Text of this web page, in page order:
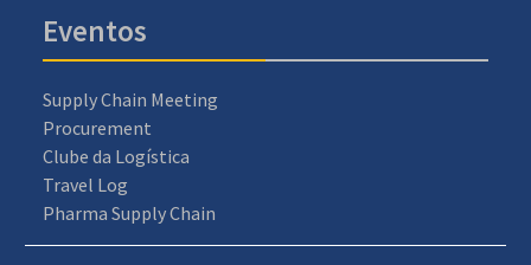
Eventos
Supply Chain Meeting
Procurement
Clube da Logística
Travel Log
Pharma Supply Chain